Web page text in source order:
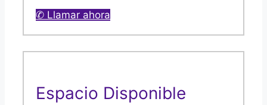
✆ Llamar ahora
Espacio Disponible